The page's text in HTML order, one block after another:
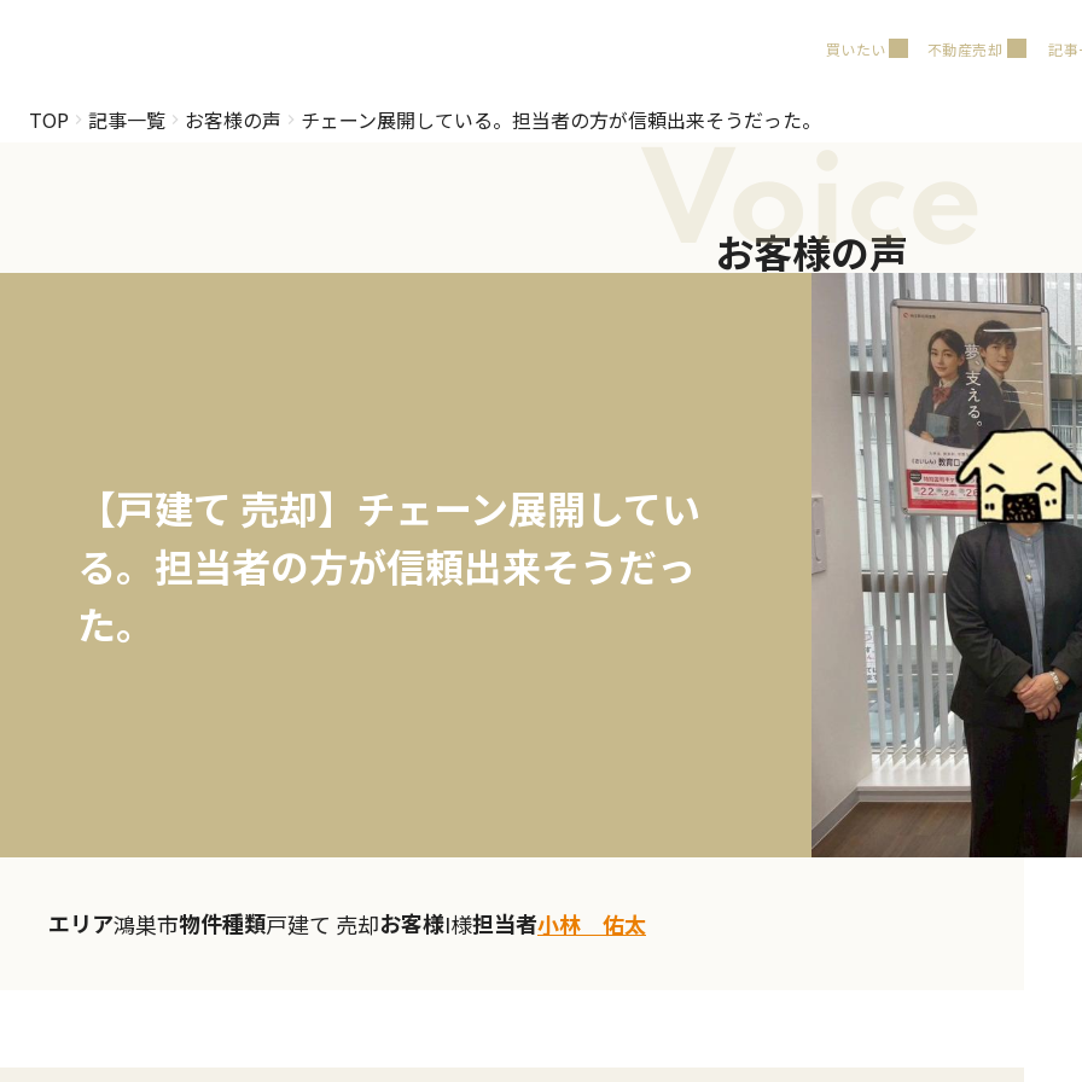
買いたい 不動産売却 記
TOP 記事一覧 お客様の声 チェーン展開している。担当者の方が信頼出来そうだった。
Voice
お客様の声
【戸建て 売却】チェーン展開してい
る。担当者の方が信頼出来そうだっ
た。
エリア鴻巣市物件種類戸建て 売却お客様I様担当者小林 佑太